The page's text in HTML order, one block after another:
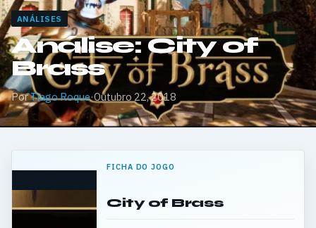
ANÁLISES
Análise: City of
Brass
PorTiago Roque·Outubro 22, 2018
FICHA DO JOGO
City of Brass